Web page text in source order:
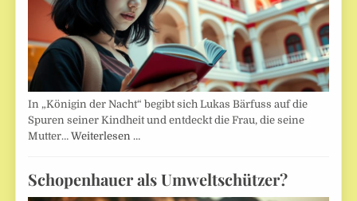
In „Königin der Nacht“ begibt sich Lukas Bärfuss auf die
Spuren seiner Kindheit und entdeckt die Frau, die seine
Mutter…Weiterlesen …
Schopenhauer als Umweltschützer?